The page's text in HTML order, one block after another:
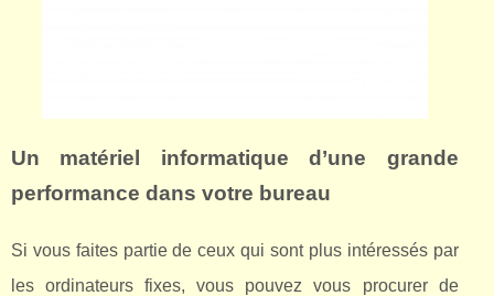
Un matériel informatique d’une grande
performance dans votre bureau
Si vous faites partie de ceux qui sont plus intéressés par
les ordinateurs fixes, vous pouvez vous procurer de